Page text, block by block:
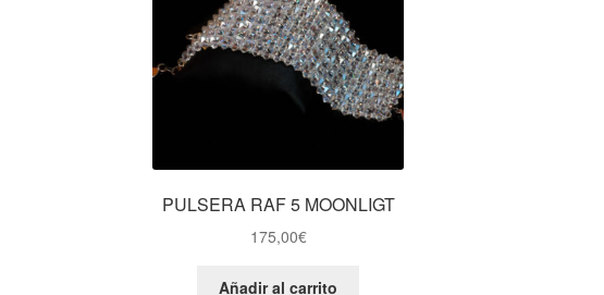
PULSERA RAF 5 MOONLIGT
175,00€
Añadir al carrito